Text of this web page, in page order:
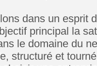
dans un esprit
principal la
le domaine du
structuré et